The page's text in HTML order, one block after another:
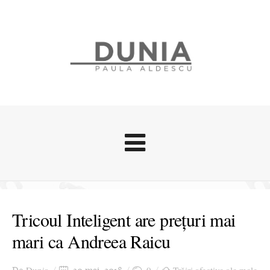
Zice Dunia
Călătorii
Cursuri povestite
Tricoul Inteligent are prețuri mai
mari ca Andreea Raicu